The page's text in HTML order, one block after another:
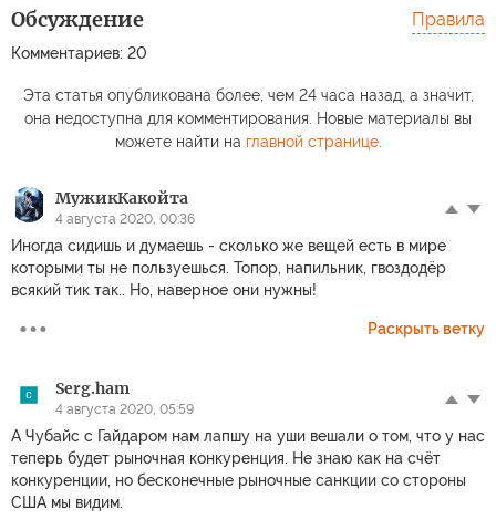
Обсуждение
Комментариев: 20
Правила
Эта статья опубликована более, чем 24 часа назад, а значит,
она недоступна для комментирования. Новые материалы вы
можете найти на главной странице.
МужикКакойта
4 августа 2020, 00:36
Иногда сидишь и думаешь - сколько же вещей есть в мире
которыми ты не пользуешься. Топор, напильник, гвоздодёр
всякий тик так.. Но, наверное они нужны!
Раскрыть ветку
Serg.ham
4 августа 2020, 05:59
А Чубайс с Гайдаром нам лапшу на уши вешали о том, что у нас
теперь будет рыночная конкуренция. Не знаю как на счёт
конкуренции, но бесконечные рыночные санкции со стороны
США мы видим.